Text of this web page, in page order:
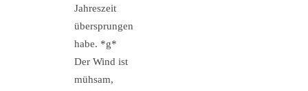
Jahreszeit
übersprungen
habe. *g*
Der Wind ist
mühsam,